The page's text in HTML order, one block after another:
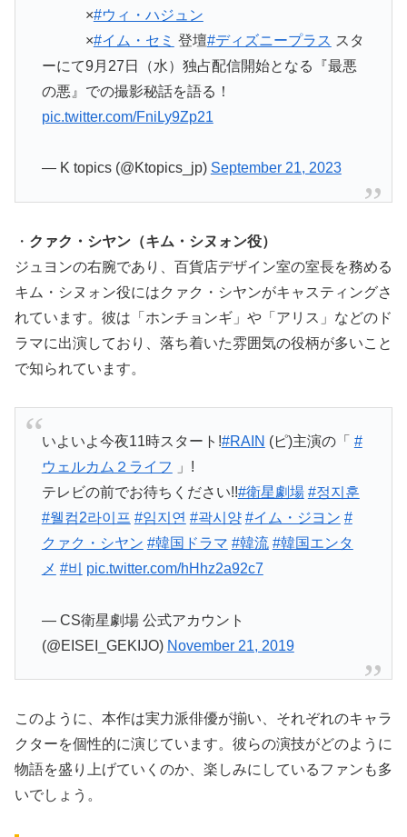
×#ウィ・ハジュン
×#イム・セミ 登壇#ディズニープラス スタ
ーにて9月27日（水）独占配信開始となる『最悪
の悪』での撮影秘話を語る！
pic.twitter.com/FniLy9Zp21
— K topics (@Ktopics_jp) September 21, 2023
・ クァク・シヤン（キム・シヌォン役）
ジュヨンの右腕であり、百貨店デザイン室の室長を務める
キム・シヌォン役にはクァク・シヤンがキャスティングさ
れています。彼は「ホンチョンギ」や「アリス」などのド
ラマに出演しており、落ち着いた雰囲気の役柄が多いこと
で知られています。
いよいよ今夜11時スタート!#RAIN (ピ)主演の「 #
ウェルカム２ライフ
」!
テレビの前でお待ちください!!#衛星劇場 #정지훈
#웰컴2라이프 #임지연 #곽시양 #イム・ジヨン #
クァク・シヤン #韓国ドラマ #韓流 #韓国エンタ
メ #비 pic.twitter.com/hHhz2a92c7
— CS衛星劇場 公式アカウント
(@EISEI_GEKIJO) November 21, 2019
このように、本作は実力派俳優が揃い、それぞれのキャラ
クターを個性的に演じています。彼らの演技がどのように
物語を盛り上げていくのか、楽しみにしているファンも多
いでしょう。